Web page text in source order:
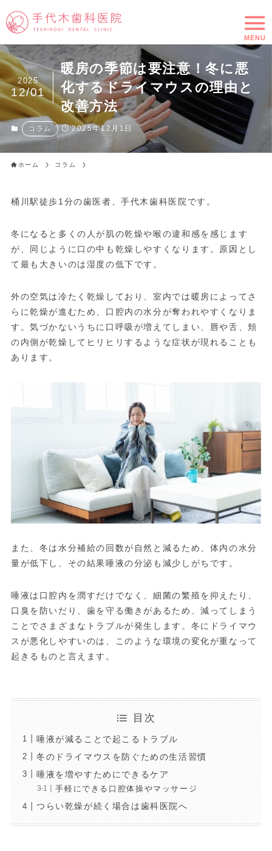
MENU
暖房の季節は要注意！冬に悪
化するドライマウスの理由と
改善方法
2025
12/01
コラム 2025年12月1日
ホーム コラム
桶川駅徒歩1分の歯医者、手代木歯科医院です。
冬になると多くの人が肌の乾燥や喉の違和感を感じます
が、同じように口の中も乾燥しやすくなります。原因とし
て最も大きいのは湿度の低下です。
外の空気は冷たく乾燥しており、室内では暖房によってさ
らに乾燥が進むため、口腔内の水分が奪われやすくなりま
す。気づかないうちに口呼吸が増えてしまい、唇や舌、頬
の内側が乾燥してヒリヒリするような症状が現れることも
あります。
また、冬は水分補給の回数が自然と減るため、体内の水分
量が低下し、その結果唾液の分泌も減少しがちです。
唾液は口腔内を潤すだけでなく、細菌の繁殖を抑えたり、
口臭を防いだり、歯を守る働きがあるため、減ってしまう
ことでさまざまなトラブルが発生します。冬にドライマウ
スが悪化しやすいのは、このような環境の変化が重なって
起きるものと言えます。
目次
唾液が減ることで起こるトラブル
冬のドライマウスを防ぐための生活習慣
唾液を増やすためにできるケア
手軽にできる口腔体操やマッサージ
つらい乾燥が続く場合は歯科医院へ